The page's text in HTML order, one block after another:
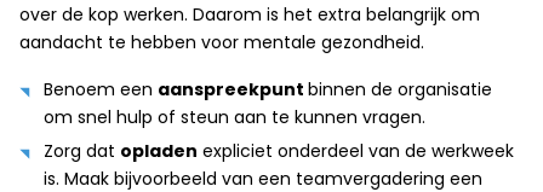
over de kop werken. Daarom is het extra belangrijk om
aandacht te hebben voor mentale gezondheid.
Benoem een aanspreekpunt binnen de organisatie
om snel hulp of steun aan te kunnen vragen.
Zorg dat opladen expliciet onderdeel van de werkweek
is. Maak bijvoorbeeld van een teamvergadering een